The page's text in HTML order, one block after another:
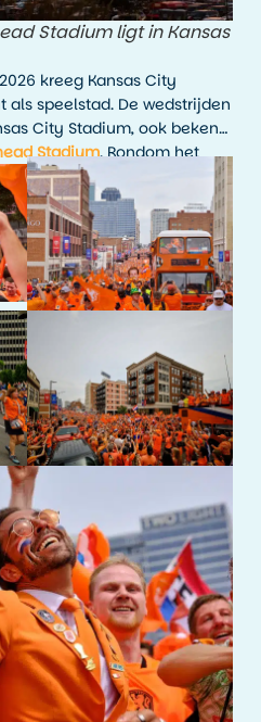
Stadium ligt in Kansas
kreeg Kansas City
speelstad. De wedstrijden
City Stadium, ook bekend
Stadium. Rondom het
kijkfeesten en